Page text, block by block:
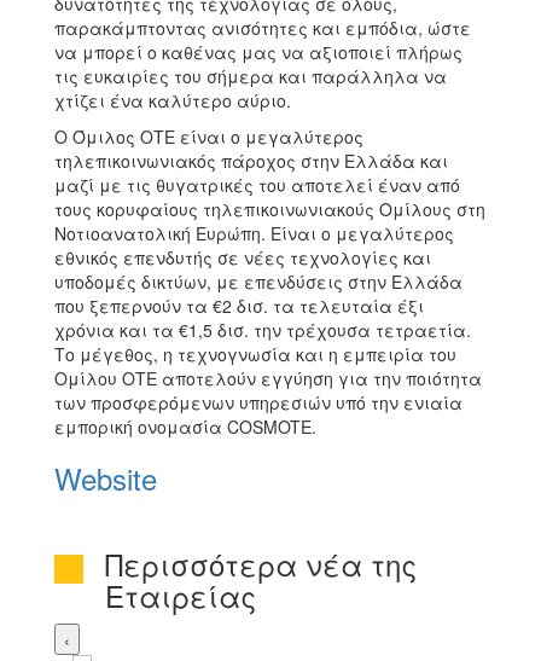
παρακάμπτοντας ανισότητες και εμπόδια, ώστε
να μπορεί ο καθένας μας να αξιοποιεί πλήρως
τις ευκαιρίες του σήμερα και παράλληλα να
χτίζει ένα καλύτερο αύριο.
Ο Όμιλος ΟΤΕ είναι ο μεγαλύτερος
τηλεπικοινωνιακός πάροχος στην Ελλάδα και
μαζί με τις θυγατρικές του αποτελεί έναν από
τους κορυφαίους τηλεπικοινωνιακούς Ομίλους στη
Νοτιοανατολική Ευρώπη. Είναι ο μεγαλύτερος
εθνικός επενδυτής σε νέες τεχνολογίες και
υποδομές δικτύων, με επενδύσεις στην Ελλάδα
που ξεπερνούν τα €2 δισ. τα τελευταία έξι
χρόνια και τα €1,5 δισ. την τρέχουσα τετραετία.
Το μέγεθος, η τεχνογνωσία και η εμπειρία του
Ομίλου ΟΤΕ αποτελούν εγγύηση για την ποιότητα
των προσφερόμενων υπηρεσιών υπό την ενιαία
εμπορική ονομασία COSMOTE.
Website
Περισσότερα νέα της
Εταιρείας
‹